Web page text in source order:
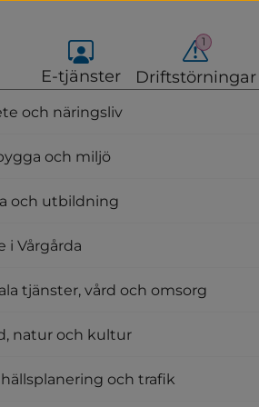
E-tjänster Driftstörningar
1
och näringsliv
och miljö
och utbildning
i Vårgårda
tjänster, vård och omsorg
natur och kultur
och trafik